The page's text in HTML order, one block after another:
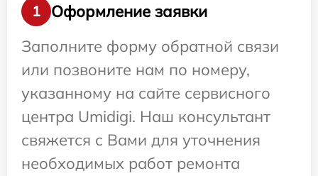
1
Оформление заявки
Заполните форму обратной связи
или позвоните нам по номеру,
указанному на сайте сервисного
центра Umidigi. Наш консультант
свяжется с Вами для уточнения
необходимых работ ремонта